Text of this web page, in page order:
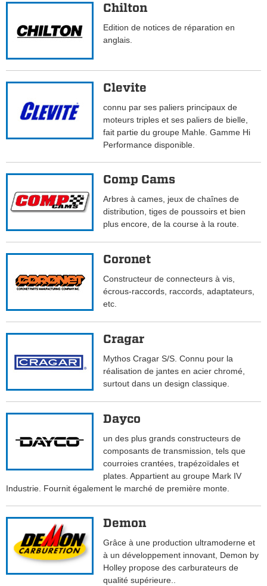
Chilton
Edition de notices de réparation en
anglais.
Clevite
connu par ses paliers principaux de
moteurs triples et ses paliers de bielle,
fait partie du groupe Mahle. Gamme Hi
Performance disponible.
Comp Cams
Arbres à cames, jeux de chaînes de
distribution, tiges de poussoirs et bien
plus encore, de la course à la route.
Coronet
Constructeur de connecteurs à vis,
écrous-raccords, raccords, adaptateurs,
etc.
Cragar
Mythos Cragar S/S. Connu pour la
réalisation de jantes en acier chromé,
surtout dans un design classique.
Dayco
un des plus grands constructeurs de
composants de transmission, tels que
courroies crantées, trapézoïdales et
plates. Appartient au groupe Mark IV
Industrie. Fournit également le marché de première monte.
Demon
Grâce à une production ultramoderne et
à un développement innovant, Demon by
Holley propose des carburateurs de
qualité supérieure..